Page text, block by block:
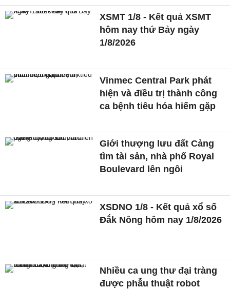
XSMT 1/8 - Kết quả XSMT
hôm nay thứ Bảy ngày
1/8/2026
Vinmec Central Park phát
hiện và điều trị thành công
ca bệnh tiêu hóa hiếm gặp
Giới thượng lưu đất Cảng
tìm tài sản, nhà phố Royal
Boulevard lên ngôi
XSDNO 1/8 - Kết quả xổ số
Đắk Nông hôm nay 1/8/2026
Nhiều ca ung thư đại tràng
được phẫu thuật robot